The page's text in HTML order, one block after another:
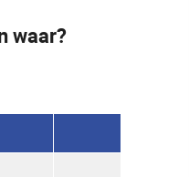
waar?